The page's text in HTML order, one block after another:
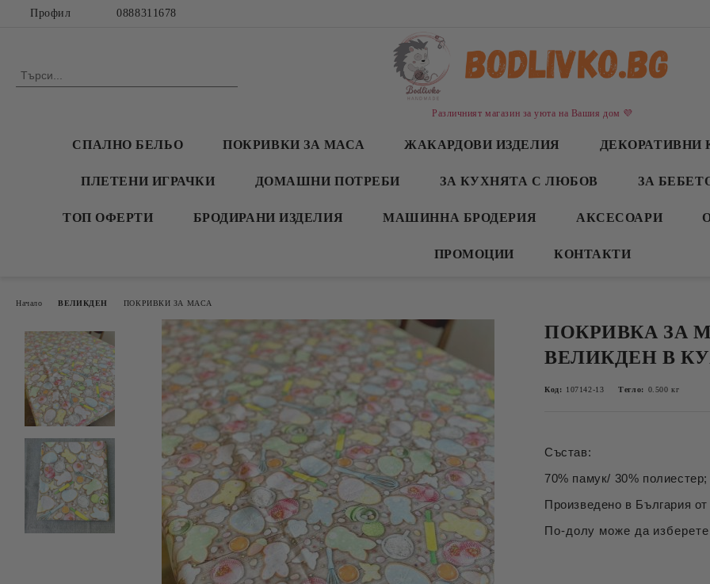
Профил 0888311678
Различният магазин за уюта на Вашия дом 💜
СПАЛНО БЕЛЬО ПОКРИВКИ ЗА МАСА ЖАКАРДОВИ ИЗДЕЛИЯ ДЕКОРАТИВНИ
ПЛЕТЕНИ ИГРАЧКИ ДОМАШНИ ПОТРЕБИ ЗА КУХНЯТА С ЛЮБОВ ЗА
ТОП ОФЕРТИ БРОДИРАНИ ИЗДЕЛИЯ МАШИННА БРОДЕРИЯ АКСЕСОАРИ
ПРОМОЦИИ КОНТАКТИ
Начало ВЕЛИКДЕН ПОКРИВКИ ЗА МАСА
ПОКРИВКА ЗА
ВЕЛИКДЕН В
Код: 107142-13 Тегло: 0.500 кг
Състав:
70% памук/ 30%
Произведено в България
По-долу може да